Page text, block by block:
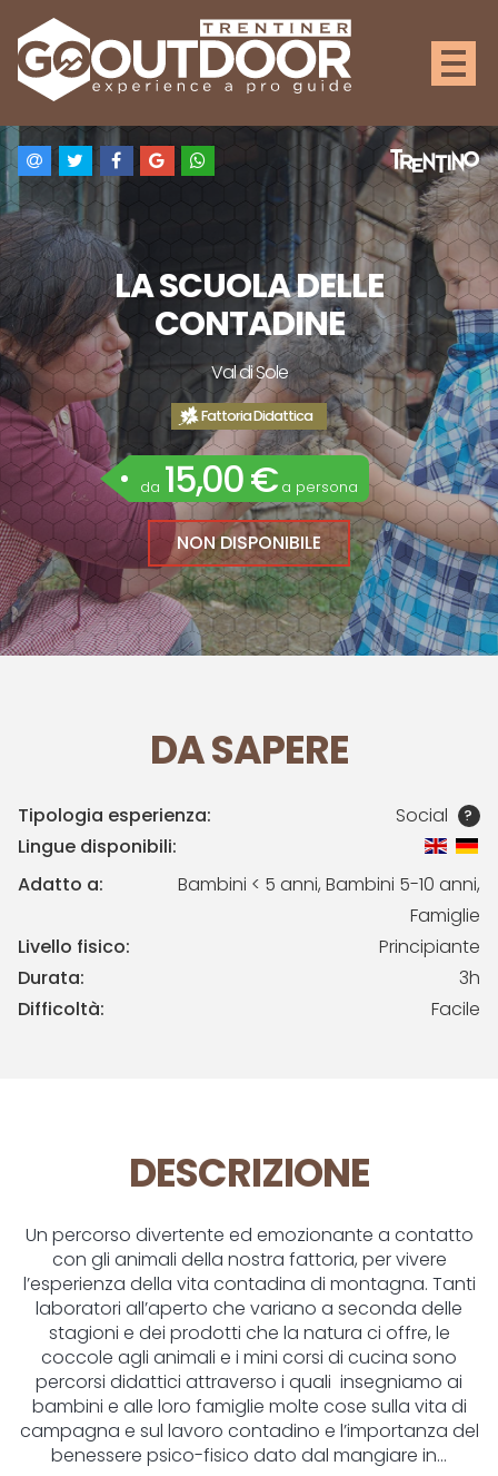
LA SCUOLA DELLE
CONTADINE
Val di Sole
Fattoria Didattica
da 15,00 € a persona
NON DISPONIBILE
DA SAPERE
Tipologia esperienza: Social ?
Lingue disponibili:
Adatto a:
Bambini < 5 anni, Bambini 5-10 anni,
Famiglie
Livello fisico:
Principiante
Durata:
3h
Difficoltà:
Facile
DESCRIZIONE
Un percorso divertente ed emozionante a contatto
con gli animali della nostra fattoria, per vivere
l’esperienza della vita contadina di montagna. Tanti
laboratori all’aperto che variano a seconda delle
stagioni e dei prodotti che la natura ci offre, le
coccole agli animali e i mini corsi di cucina sono
percorsi didattici attraverso i quali insegniamo ai
bambini e alle loro famiglie molte cose sulla vita di
campagna e sul lavoro contadino e l’importanza del
benessere psico-fisico dato dal mangiare in...